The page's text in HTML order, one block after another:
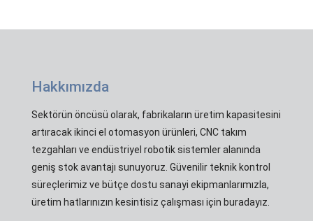
Hakkımızda
Sektörün öncüsü olarak, fabrikaların üretim kapasitesini
artıracak ikinci el otomasyon ürünleri, CNC takım
tezgahları ve endüstriyel robotik sistemler alanında
geniş stok avantajı sunuyoruz. Güvenilir teknik kontrol
süreçlerimiz ve bütçe dostu sanayi ekipmanlarımızla,
üretim hatlarınızın kesintisiz çalışması için buradayız.